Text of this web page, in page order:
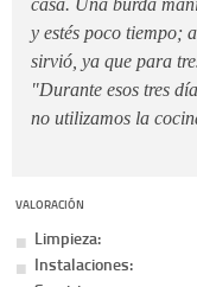
casa. Una burda
y estés poco tiempo;
sirvió, ya que para
"Durante esos tres
no utilizamos la
VALORACIÓN
Limpieza:
Instalaciones: